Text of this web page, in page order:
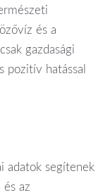
és a
gazdasági
pozitív hatással
adatok segítenek
az